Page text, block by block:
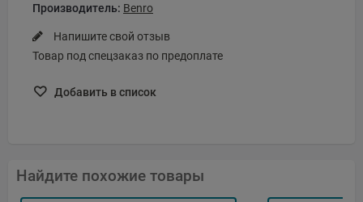
Производитель: Benro
Напишите свой отзыв
Товар под спецзаказ по предоплате
Добавить в список
Найдите похожие товары